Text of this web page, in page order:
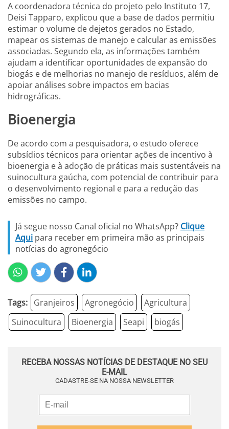
A coordenadora técnica do projeto pelo Instituto 17,
Deisi Tapparo, explicou que a base de dados permitiu
estimar o volume de dejetos gerados no Estado,
mapear os sistemas de manejo e calcular as emissões
associadas. Segundo ela, as informações também
ajudam a identificar oportunidades de expansão do
biogás e de melhorias no manejo de resíduos, além de
apoiar análises sobre impactos em bacias
hidrográficas.
Bioenergia
De acordo com a pesquisadora, o estudo oferece
subsídios técnicos para orientar ações de incentivo à
bioenergia e à adoção de práticas mais sustentáveis na
suinocultura gaúcha, com potencial de contribuir para
o desenvolvimento regional e para a redução das
emissões no campo.
Já segue nosso Canal oficial no WhatsApp? Clique
Aqui para receber em primeira mão as principais
notícias do agronegócio
Tags: Granjeiros Agronegócio
Agricultura
Suinocultura
Bioenergia Seapi biogás
RECEBA NOSSAS NOTÍCIAS DE DESTAQUE NO SEU
E-MAIL
CADASTRE-SE NA NOSSA NEWSLETTER